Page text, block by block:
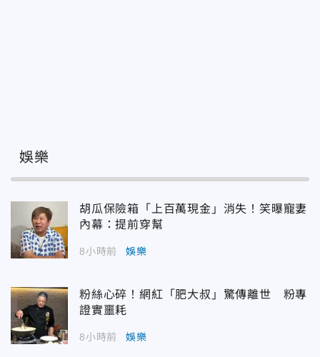
娛樂
胡瓜保險箱「上百萬現金」消失！笑曝寵妻
內幕：提前穿幫
8小時前 娛樂
粉絲心碎！網紅「肥大叔」驚傳離世 粉專
證實噩耗
8小時前 娛樂